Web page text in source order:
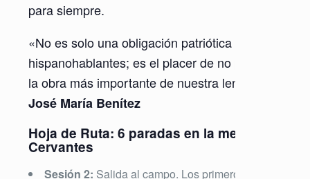
para siempre.
«No es solo una obligación patriótica como
hispanohablantes; es el placer de no perderse
la obra más importante de nuestra lengua». —
José María Benítez
Hoja de Ruta: 6 paradas en la mente de
Cervantes
Sesión 2: Salida al campo. Los primeros pasos